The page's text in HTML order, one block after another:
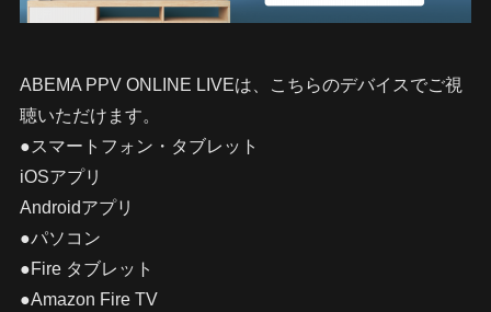
ABEMA PPV ONLINE LIVEは、こちらのデバイスでご視
聴いただけます。
●スマートフォン・タブレット
iOSアプリ
Androidアプリ
●パソコン
●Fire タブレット
●Amazon Fire TV